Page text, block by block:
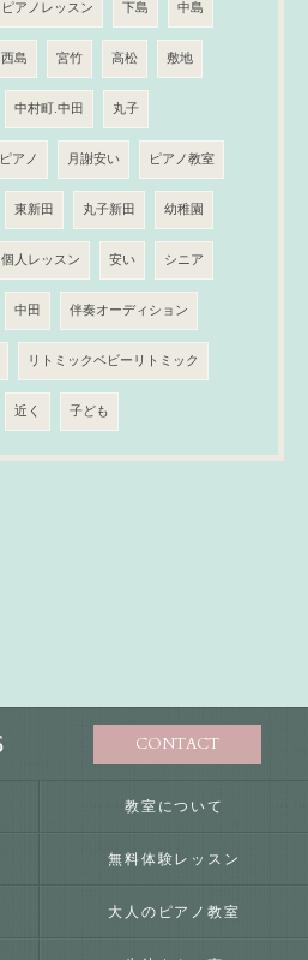
ピアノレッスン 下島 中島
西島 宮竹 高松 敷地
中村町.中田 丸子
アノ 月謝安い ピアノ教室
東新田 丸子新田 幼稚園
個人レッスン 安い シニア
中田 伴奏オーディション
リトミックベビーリトミック
近く 子ども
CONTACT
教室について
無料体験レッスン
大人のピアノ教室